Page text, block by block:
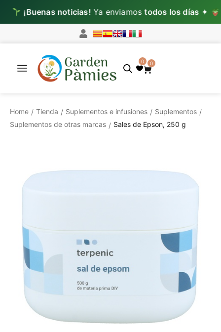
¡Buenas noticias!Ya enviamostodos los días✦
0 0
Home / Tienda / Suplementos e infusiones / Suplementos /
Suplementos de otras marcas / Sales de Epson, 250 g